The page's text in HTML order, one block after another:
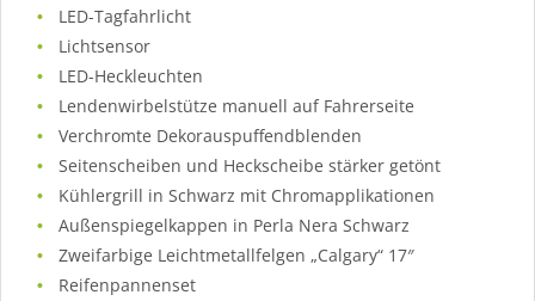
LED-Tagfahrlicht
Lichtsensor
LED-Heckleuchten
Lendenwirbelstütze manuell auf Fahrerseite
Verchromte Dekorauspuffendblenden
Seitenscheiben und Heckscheibe stärker getönt
Kühlergrill in Schwarz mit Chromapplikationen
Außenspiegelkappen in Perla Nera Schwarz
Zweifarbige Leichtmetallfelgen „Calgary“ 17″
Reifenpannenset